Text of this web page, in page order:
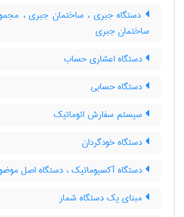
دستگاه جبری ، ساختمان جبری ،
ساختمان جبری
دستگاه اعشاری حساب
دستگاه حسابی
سیستم سفارش اتوماتیک
دستگاه خودگردان
دستگاه آکسیوماتیک ، دستگاه اصل
مبنای یک دستگاه شمار